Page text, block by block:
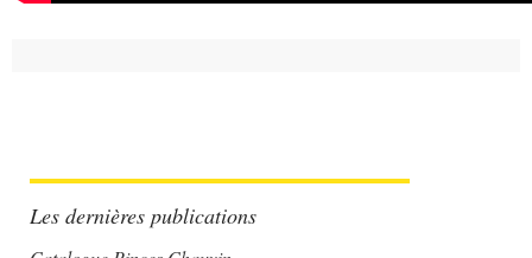
Les dernières publications